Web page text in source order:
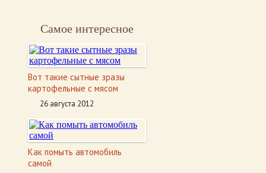
Самое интересное
Вот такие сытные зразы
картофельные с мясом
26 августа 2012
Как помыть автомобиль
самой